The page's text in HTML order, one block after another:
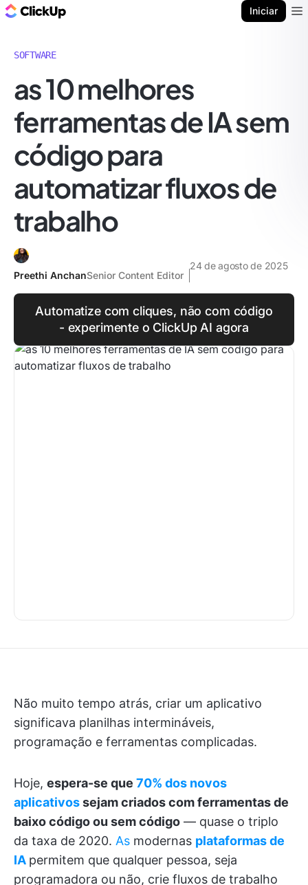
Iniciar
SOFTWARE
as 10 melhores
ferramentas de IA sem
código para
automatizar fluxos de
trabalho
Preethi AnchanSenior Content Editor
24 de agosto de 2025
Automatize com cliques, não com código
- experimente o ClickUp AI agora
Não muito tempo atrás, criar um aplicativo
significava planilhas intermináveis,
programação e ferramentas complicadas.
Hoje, espera-se que 70% dos novos
aplicativossejam criados com ferramentas de
baixo código ou sem código — quase o triplo
da taxa de 2020. As modernas plataformas de
IA permitem que qualquer pessoa, seja
programadora ou não, crie fluxos de trabalho